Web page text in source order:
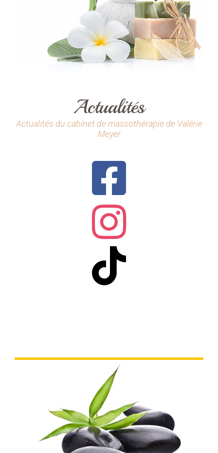
Actualités
Actualités du cabinet de massothérapie de Valérie
Meyer